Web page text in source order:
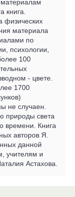
книга.
физических
материала
по
психологии,
100
- цвете.
1700
не случаен.
природы света
времени. Книга
авторов Я.
данной
учителям и
Астахова.